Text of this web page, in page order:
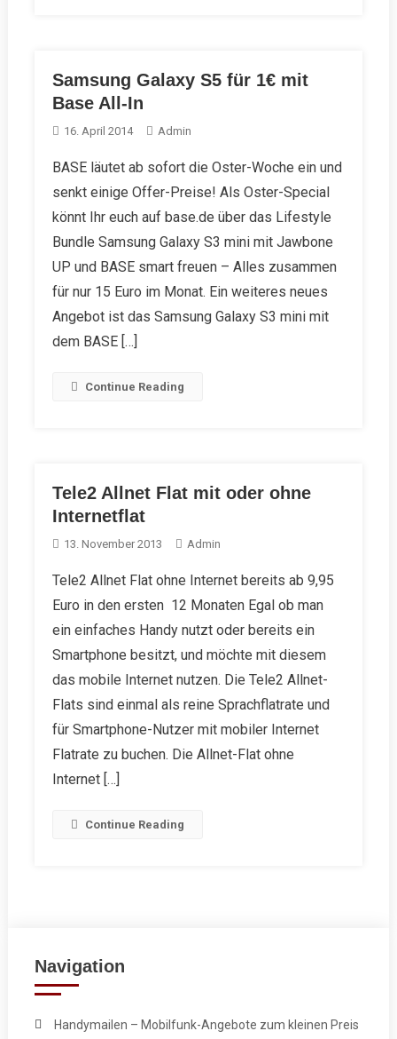
Samsung Galaxy S5 für 1€ mit
Base All-In
16. April 2014 Admin
BASE läutet ab sofort die Oster-Woche ein und
senkt einige Offer-Preise! Als Oster-Special
könnt Ihr euch auf base.de über das Lifestyle
Bundle Samsung Galaxy S3 mini mit Jawbone
UP und BASE smart freuen – Alles zusammen
für nur 15 Euro im Monat. Ein weiteres neues
Angebot ist das Samsung Galaxy S3 mini mit
dem BASE […]
Continue Reading
Tele2 Allnet Flat mit oder ohne
Internetflat
13. November 2013 Admin
Tele2 Allnet Flat ohne Internet bereits ab 9,95
Euro in den ersten 12 Monaten Egal ob man
ein einfaches Handy nutzt oder bereits ein
Smartphone besitzt, und möchte mit diesem
das mobile Internet nutzen. Die Tele2 Allnet-
Flats sind einmal als reine Sprachflatrate und
für Smartphone-Nutzer mit mobiler Internet
Flatrate zu buchen. Die Allnet-Flat ohne
Internet […]
Continue Reading
Navigation
Handymailen – Mobilfunk-Angebote zum kleinen Preis